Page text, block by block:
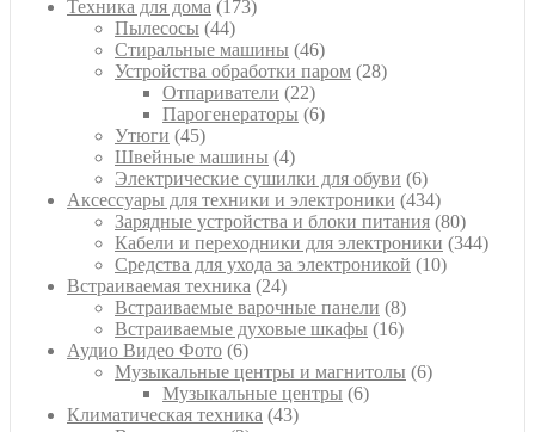
товаров
Техника для дома 173173
Пылесосы 4444
товара
Стиральные машины 4646
товаров
Устройства обработки паром 2828
Отпариватели 2222
товара
Парогенераторы 66
Утюги 4545
товаров
Швейные машины 44
товара
Электрические сушилки для обуви 66
товаров
Аксессуары для техники и электроники 434434
товара
Зарядные устройства и блоки питания 8080
товаров
Кабели и переходники для электроники 344344
Средства для ухода за электроникой 1010
Встраиваемая техника 2424
товара
Встраиваемые варочные панели 88
товаров
Встраиваемые духовые шкафы 1616
Аудио Видео Фото 66
товаров
Музыкальные центры и магнитолы 66
Музыкальные центры 66
Климатическая техника 4343